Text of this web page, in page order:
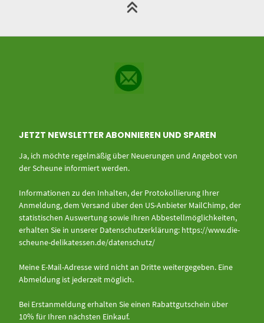
JETZT NEWSLETTER ABONNIEREN UND SPAREN
Ja, ich möchte regelmäßig über Neuerungen und Angebot von
der Scheune informiert werden.
Informationen zu den Inhalten, der Protokollierung Ihrer
Anmeldung, dem Versand über den US-Anbieter MailChimp, der
statistischen Auswertung sowie Ihren Abbestellmöglichkeiten,
erhalten Sie in unserer Datenschutzerklärung: https://www.die-
scheune-delikatessen.de/datenschutz/
Meine E-Mail-Adresse wird nicht an Dritte weitergegeben. Eine
Abmeldung ist jederzeit möglich.
Bei Erstanmeldung erhalten Sie einen Rabattgutschein über
10% für Ihren nächsten Einkauf.